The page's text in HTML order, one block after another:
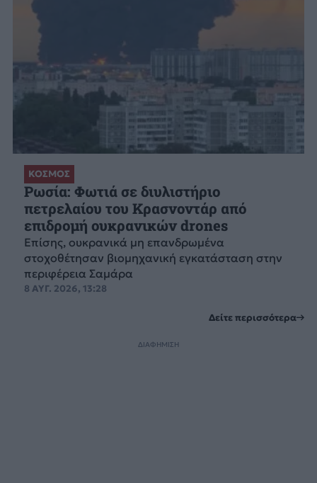
ΚΟΣΜΟΣ
Ρωσία: Φωτιά σε διυλιστήριο
πετρελαίου του Κρασνοντάρ από
επιδρομή ουκρανικών drones
Επίσης, ουκρανικά μη επανδρωμένα
στοχοθέτησαν βιομηχανική εγκατάσταση στην
περιφέρεια Σαμάρα
8 ΑΥΓ. 2026, 13:28
Δείτε περισσότερα
ΔΙΑΦΗΜΙΣΗ